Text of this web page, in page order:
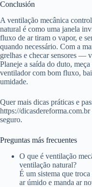
Conclusión
A ventilação mecânica
natural é como uma janela
fluxo de ar tiram o vapor, e
quando necessário. Com a
grelhas e checar sensores —
Planeje a saída do duto,
ventilador com bom fluxo,
umidade.
Quer mais dicas práticas e
https://
seguro.
Preguntas más frecuentes
O que é ventilação
ventilação natural?
É um sistema que
ar úmido e manda ar